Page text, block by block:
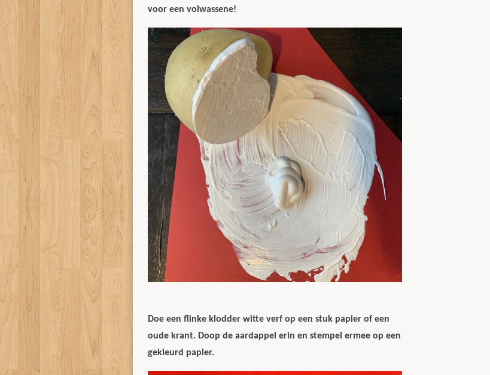
voor een volwassene!
Doe een flinke klodder witte verf op een stuk papier of een
oude krant. Doop de aardappel erin en stempel ermee op een
gekleurd papier.